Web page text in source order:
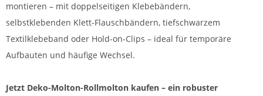
montieren – mit doppelseitigen Klebebändern,
selbstklebenden Klett-Flauschbändern, tiefschwarzem
Textilklebeband oder Hold-on-Clips – ideal für temporäre
Aufbauten und häufige Wechsel.
Jetzt Deko-Molton-Rollmolton kaufen – ein robuster